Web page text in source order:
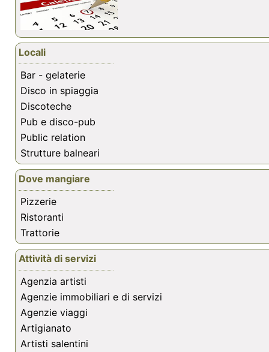
Locali
Bar - gelaterie
Disco in spiaggia
Discoteche
Pub e disco-pub
Public relation
Strutture balneari
Dove mangiare
Pizzerie
Ristoranti
Trattorie
Attività di servizi
Agenzia artisti
Agenzie immobiliari e di servizi
Agenzie viaggi
Artigianato
Artisti salentini